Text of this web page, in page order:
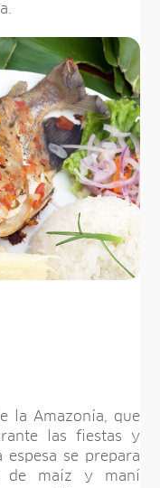
la Amazonía, que
las fiestas y
espesa se prepara
de maíz y maní